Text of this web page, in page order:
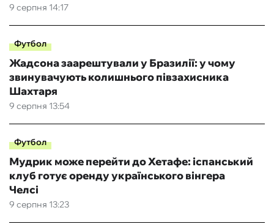
9 серпня 14:17
Футбол
9 серпня 13:54
Жадсона заарештували у Бразилії: у чому
звинувачують колишнього півзахисника
Шахтаря
Футбол
9 серпня 13:23
Мудрик може перейти до Хетафе: іспанський
клуб готує оренду українського вінгера
Челсі